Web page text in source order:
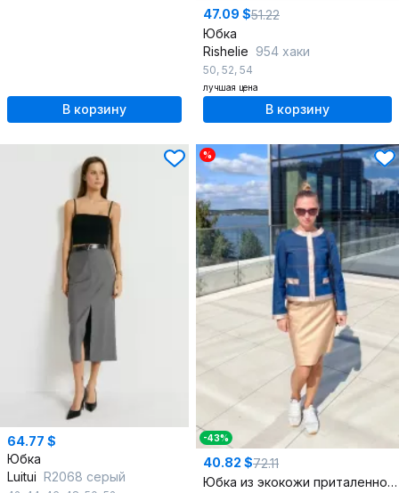
В корзину
47.09 $51.22
Юбка
Rishelie 954 хаки
50, 52, 54
лучшая цена
В корзину
64.77 $
Юбка
Luitui R2068 серый
%
-43%
40.82 $72.11
Юбка из экокожи приталенного силуэта с разрезом